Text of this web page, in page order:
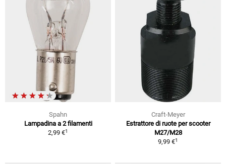
Spahn
Lampadina a 2 filamenti
2,99 €1
Craft-Meyer
Estrattore di ruote per scooter
M27/M28
9,99 €1